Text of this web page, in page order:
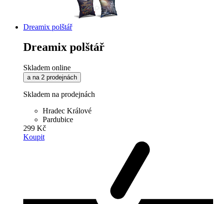
Dreamix polštář
Dreamix polštář
Skladem online
a na 2 prodejnách
Skladem na prodejnách
Hradec Králové
Pardubice
299 Kč
Koupit